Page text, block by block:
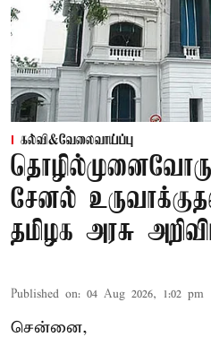
கல்வி&வேலைவாய்ப்பு
சேனல்
தமிழக அரசு
Published on: 04 Aug 2026, 1:02 pm
சென்னை,